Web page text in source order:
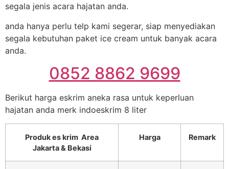
segala jenis acara hajatan anda.
anda hanya perlu telp kami segerar, siap menyediakan
segala kebutuhan paket ice cream untuk banyak acara
anda.
0852 8862 9699
Berikut harga eskrim aneka rasa untuk keperluan
hajatan anda merk indoeskrim 8 liter
Produk es krim Area
Jakarta & Bekasi
Harga Remark